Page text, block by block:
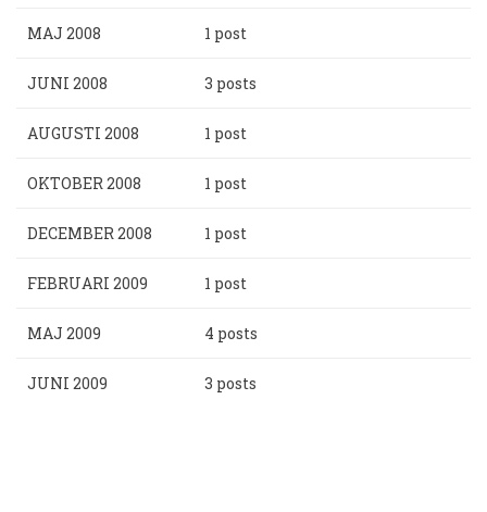
MAJ 2008 1 post
JUNI 2008 3 posts
AUGUSTI 2008 1 post
OKTOBER 2008 1 post
DECEMBER 2008 1 post
FEBRUARI 2009 1 post
MAJ 2009 4 posts
JUNI 2009 3 posts